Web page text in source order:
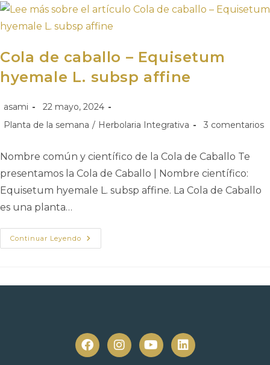
Cola de caballo – Equisetum
hyemale L. subsp affine
asami
22 mayo, 2024
Planta de la semana / Herbolaria Integrativa 3 comentarios
Nombre común y científico de la Cola de Caballo Te
presentamos la Cola de Caballo | Nombre científico:
Equisetum hyemale L. subsp affine. La Cola de Caballo
es una planta…
Continuar Leyendo